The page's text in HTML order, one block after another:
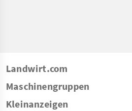
Landwirt.com
Maschinengruppen
Kleinanzeigen